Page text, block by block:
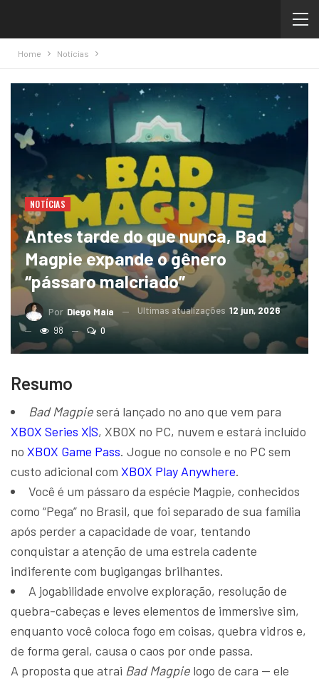
Home Notícias
NOTÍCIAS
Antes tarde do que nunca, Bad
Magpie expande o gênero
“pássaro malcriado”
Por Diego Maia Ultimas atualizações 12 jun, 2026
98
0
Resumo
Bad Magpieserá lançado no ano que vem para
XBOX Series X|S, XBOX no PC, nuvem e estará incluído
no XBOX Game Pass. Jogue no console e no PC sem
custo adicional com XBOX Play Anywhere.
Você é um pássaro da espécie Magpie, conhecidos
como “Pega” no Brasil, que foi separado de sua família
após perder a capacidade de voar, tentando
conquistar a atenção de uma estrela cadente
indiferente com bugigangas brilhantes.
A jogabilidade envolve exploração, resolução de
quebra-cabeças e leves elementos de immersive sim,
enquanto você coloca fogo em coisas, quebra vidros e,
de forma geral, causa o caos por onde passa.
A proposta que atrai Bad Magpie logo de cara — ele